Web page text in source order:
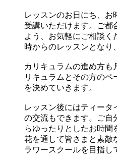
レッスンのお日にち、お
受講いただけます。ご都
よう、お気軽にご相談く
時からのレッスンとなり
カリキュラムの進め方も
リキュラムとその方の
を決めていきます。
レッスン後にはティータ
の交流もできます。ご自
らゆったりとしたお時間
花を通して皆さまと素敵
ラワースクールを目指し